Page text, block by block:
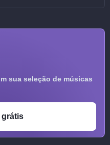
sua seleção de músicas
grátis